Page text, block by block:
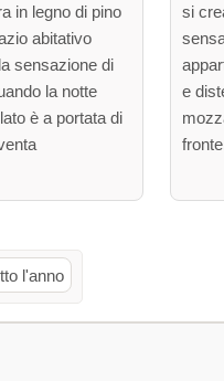
in legno di pino
abitativo
sensazione di
la notte
è a portata di
si
e
l'anno